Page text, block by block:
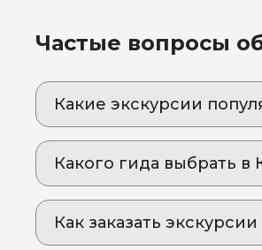
Частые вопросы
Какие экскурсии
За день вы влюбитесь в
2. Экскурсия в
Увидите Дагестан с
3. Сулакский каньон и
Какого гида выбрать в
2. Шамсудин.В 977
Как заказать